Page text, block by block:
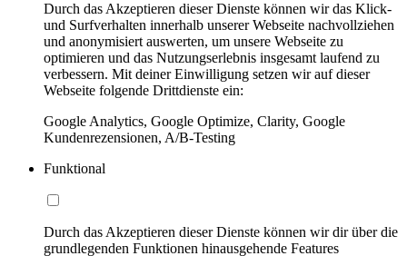
Durch das Akzeptieren dieser Dienste können wir das Klick-
und Surfverhalten innerhalb unserer Webseite nachvollziehen
und anonymisiert auswerten, um unsere Webseite zu
optimieren und das Nutzungserlebnis insgesamt laufend zu
verbessern. Mit deiner Einwilligung setzen wir auf dieser
Webseite folgende Drittdienste ein:
Google Analytics, Google Optimize, Clarity, Google
Kundenrezensionen, A/B-Testing
Funktional
Durch das Akzeptieren dieser Dienste können wir dir über die
grundlegenden Funktionen hinausgehende Features